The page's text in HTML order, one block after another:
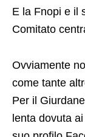
E la Fnopi e il
Comitato
Ovviamente
come tante
Per il
lenta dovuta